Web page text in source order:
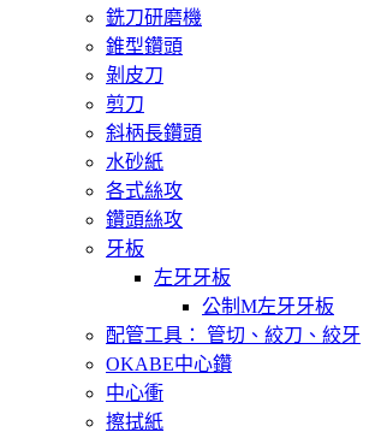
銑刀研磨機
錐型鑽頭
剝皮刀
剪刀
斜柄長鑽頭
水砂紙
各式絲攻
鑽頭絲攻
牙板
左牙牙板
公制M左牙牙板
配管工具： 管切、絞刀、絞牙
OKABE中心鑽
中心衝
擦拭紙